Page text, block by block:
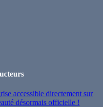
accessible directement sur
désormais officielle !